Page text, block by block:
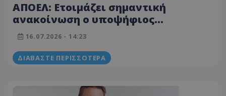
ΑΠΟΕΛ: Ετοιμάζει σημαντική
ανακοίνωση ο υποψήφιος
επενδυτής, Σάββας Λιασής!
16.07.2026 - 14:23
ΔΙΑΒΆΣΤΕ ΠΕΡΙΣΣΌΤΕΡΑ